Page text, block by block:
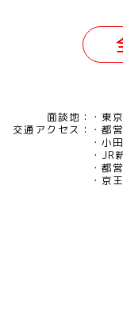
面談地：
東
交通アクセス：
都
小
JR
都
京